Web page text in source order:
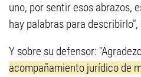
uno, por sentir esos abrazos,
hay palabras para describirlo",
Y sobre su defensor:
acompañamiento jurídico de